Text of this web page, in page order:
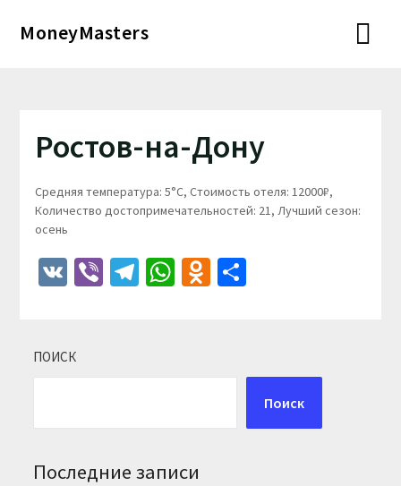
MoneyMasters
Ростов-на-Дону
Средняя температура: 5°C, Стоимость отеля: 12000₽,
Количество достопримечательностей: 21, Лучший сезон:
осень
VKViberTelegram
WhatsApp
Odnoklassniki
Отправить
ПОИСК
Поиск
Последние записи